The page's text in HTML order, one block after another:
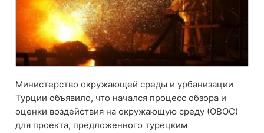
Министерство окружающей среды и урбанизации
Турции объявило, что начался процесс обзора и
оценки воздействия на окружающую среду (ОВОС)
для проекта, предложенного турецким